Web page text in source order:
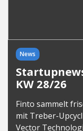
News
KW 28/26
Finto sammelt
mit Treber-
Vector